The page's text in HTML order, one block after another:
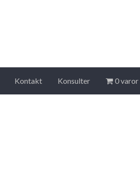
Kontakt Konsulter 0 varor